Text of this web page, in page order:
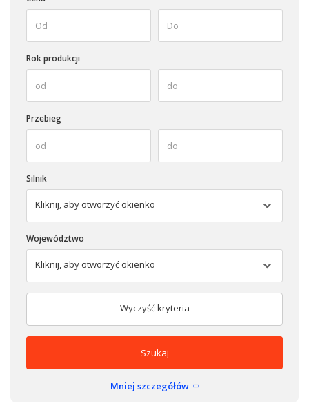
Rok produkcji
Przebieg
Silnik
Kliknij, aby otworzyć okienko
Województwo
Kliknij, aby otworzyć okienko
Wyczyść kryteria
Mniej szczegółów
Szukaj